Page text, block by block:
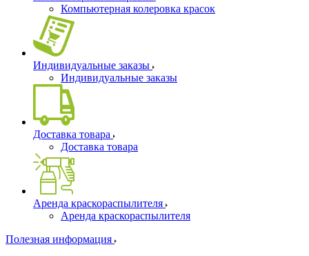
Компьютерная колеровка красок
Индивидуальные заказы
Индивидуальные заказы
Доставка товара
Доставка товара
Аренда краскораспылителя
Аренда краскораспылителя
Полезная информация